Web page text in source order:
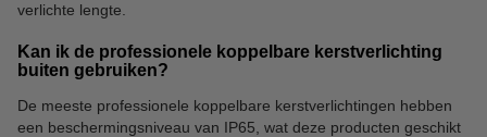
verlichte lengte.
Kan ik de professionele koppelbare kerstverlichting
buiten gebruiken?
De meeste professionele koppelbare kerstverlichtingen hebben
een beschermingsniveau van IP65, wat deze producten geschikt